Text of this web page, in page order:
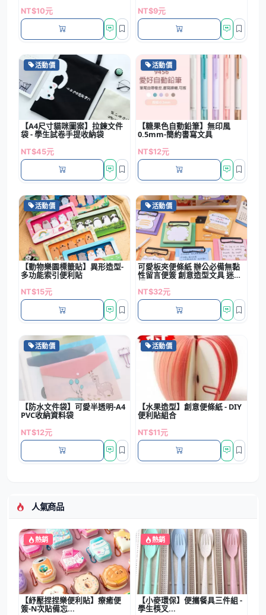
NT$10元 NT$9元
活動價
【A4尺寸貓咪圖案】拉鍊文件
袋 - 學生試卷手提收納袋
NT$45元
活動價
【糖果色自動鉛筆】無印風
0.5mm-簡約書寫文具
NT$12元
活動價
【動物樂園標籤貼】異形造型-
多功能索引便利貼
NT$15元
活動價
可愛板夾便條紙 辦公必備無黏
性留言便簽 創意造型文具 迷你
板...
NT$32元
活動價
【防水文件袋】可愛半透明-A4
PVC收納資料袋
NT$12元
活動價
【水果造型】創意便條紙 - DIY
便利貼組合
NT$11元
人氣商品
熱銷
【紓壓捏捏樂便利貼】療癒便
簽-N次貼備忘...
熱銷
【小麥環保】便攜餐具三件組 -
學生筷叉...